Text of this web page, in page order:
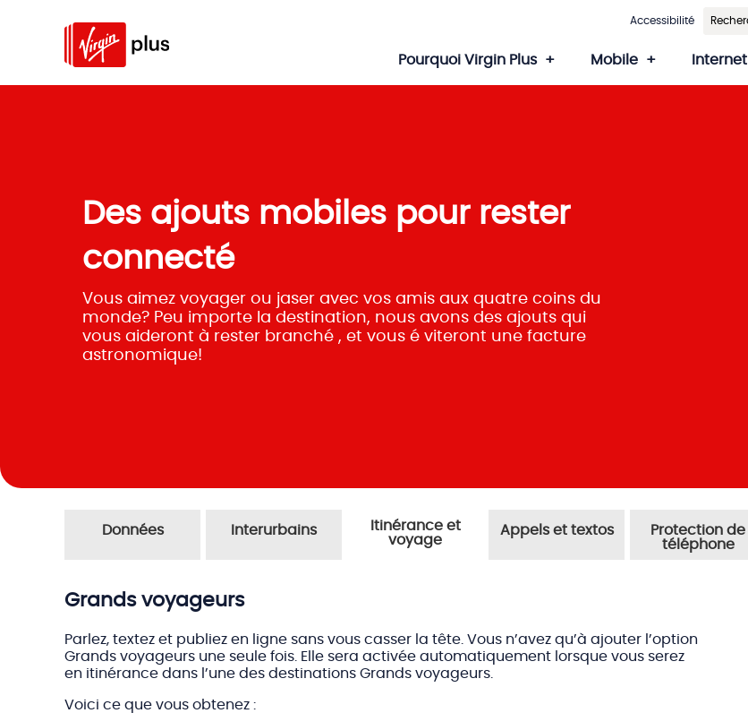
Accessibilité
Pourquoi Virgin Plus Mobile Internet
Des ajouts mobiles pour rester
connecté
Vous aimez voyager ou jaser avec vos amis aux quatre coins du
monde? Peu importe la destination, nous avons des ajouts qui
vous aideront à rester branché , et vous é viteront une facture
astronomique!
données interurbains
voyage
appels et textos
protection de
téléphone
Grands voyageurs
Parlez, textez et publiez en ligne sans vous casser la tête. Vous n’avez qu’à ajouter l’option
Grands voyageurs une seule fois. Elle sera activée automatiquement lorsque vous serez
en itinérance dans l’une des destinations Grands voyageurs.
Voici ce que vous obtenez :